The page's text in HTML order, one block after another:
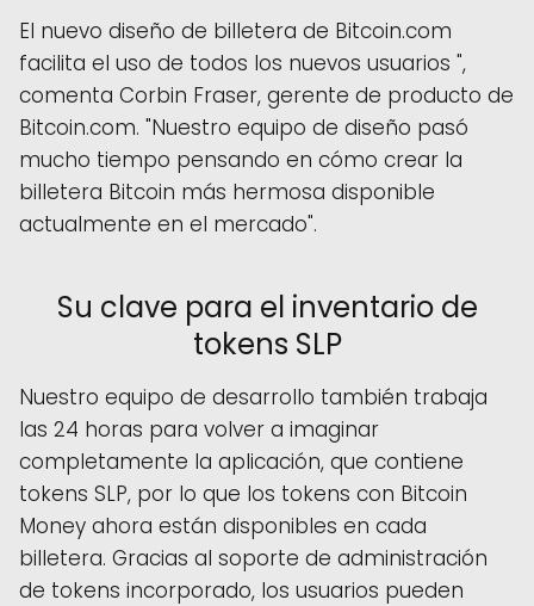
El nuevo diseño de billetera de Bitcoin.com
facilita el uso de todos los nuevos usuarios ",
comenta Corbin Fraser, gerente de producto de
Bitcoin.com. "Nuestro equipo de diseño pasó
mucho tiempo pensando en cómo crear la
billetera Bitcoin más hermosa disponible
actualmente en el mercado".
Su clave para el inventario de
tokens SLP
Nuestro equipo de desarrollo también trabaja
las 24 horas para volver a imaginar
completamente la aplicación, que contiene
tokens SLP, por lo que los tokens con Bitcoin
Money ahora están disponibles en cada
billetera. Gracias al soporte de administración
de tokens incorporado, los usuarios pueden